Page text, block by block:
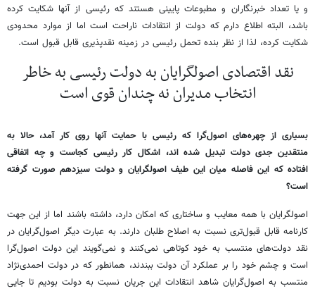
و یا تعداد خبرنگاران و مطبوعات پایینی هستند که رئیسی از آنها شکایت کرده
باشد، البته اطلاع دارم که دولت از انتقادات ناراحت است اما از موارد محدودی
شکایت کرده، لذا از نظر بنده تحمل رئیسی در زمینه نقدپذیری قابل قبول است.
نقد اقتصادی اصولگرایان به دولت رئیسی به خاطر
انتخاب مدیران نه چندان قوی است
بسیاری از چهره‌های اصول‌گرا که رئیسی با حمایت آنها روی کار آمد، حالا به
منتقدین جدی دولت تبدیل شده اند، اشکال کار رئیسی کجاست و چه اتفاقی
افتاده که این فاصله میان این طیف اصولگرایان و دولت سیزدهم صورت گرفته
است؟
اصولگرایان با همه معایب و ساختاری که امکان دارد، داشته باشند اما از این جهت
کارنامه قابل قبول‌تری نسبت به اصلاح طلبان دارند. به عبارت دیگر اصول‌گرایان در
نقد دولت‌های منتسب به خود کوتاهی نمی‌کنند و نمی‌گویند این دولت اصول‌گرا
است و چشم خود را بر عملکرد آن دولت ببندند، همانطور که در دولت احمدی‌نژاد
منتسب به اصول‌گرایان شاهد انتقادات این جریان نسبت به دولت بودیم تا جایی